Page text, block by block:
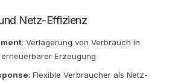
Netz-Effizienz
: Verlagerung von Verbrauch in
Erzeugung
: Flexible Verbraucher als Netz-